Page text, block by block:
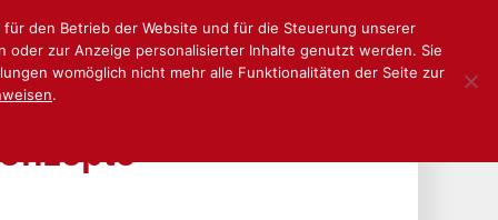
Vermittler-Kongress Archiv Kontakt
den Betrieb der Website und für die Steuerung unserer
zur Anzeige personalisierter Inhalte genutzt werden. Sie
womöglich nicht mehr alle Funktionalitäten der Seite zur
.